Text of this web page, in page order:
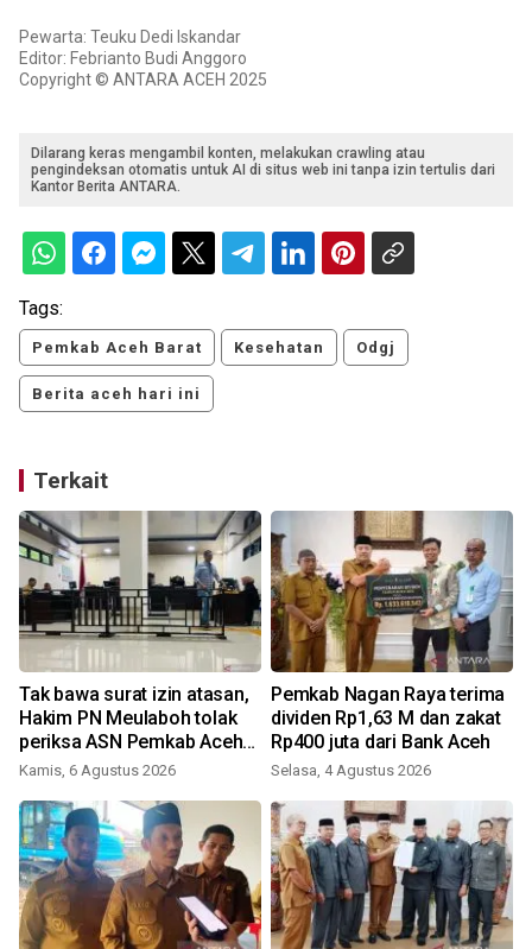
Pewarta: Teuku Dedi Iskandar
Editor: Febrianto Budi Anggoro
Copyright © ANTARA ACEH 2025
Dilarang keras mengambil konten, melakukan crawling atau
pengindeksan otomatis untuk AI di situs web ini tanpa izin tertulis dari
Kantor Berita ANTARA.
Tags:
Pemkab Aceh Barat Kesehatan Odgj
Berita aceh hari ini
Terkait
Tak bawa surat izin atasan,
Hakim PN Meulaboh tolak
periksa ASN Pemkab Aceh
Barat
Kamis, 6 Agustus 2026
Pemkab Nagan Raya terima
dividen Rp1,63 M dan zakat
Rp400 juta dari Bank Aceh
Selasa, 4 Agustus 2026